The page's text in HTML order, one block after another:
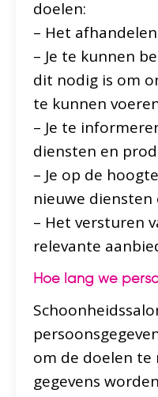
doelen:
– Het
– Je te kunnen
dit nodig is om
te kunnen
– Je te
diensten en
– Je op de
nieuwe
– Het versturen
relevante
Hoe lang we
om de doelen te
gegevens